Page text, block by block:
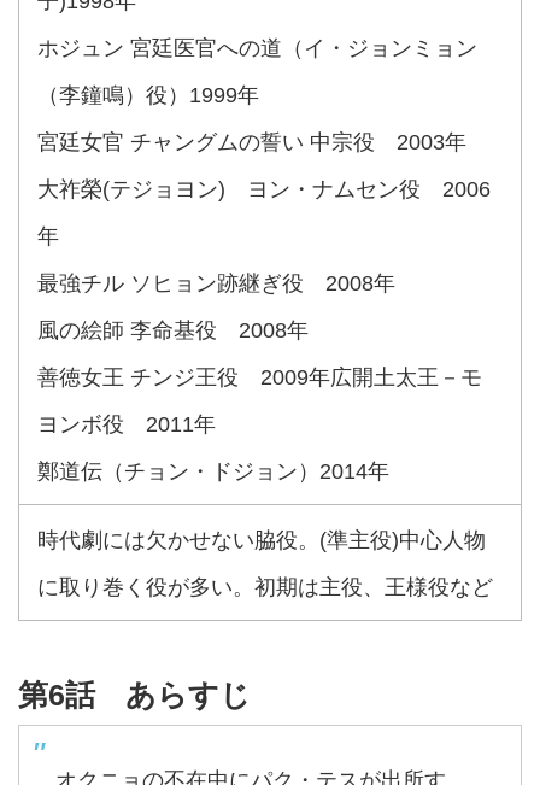
ホジュン 宮廷医官への道（イ・ジョンミョン
（李鐘鳴）役）1999年
宮廷女官 チャングムの誓い 中宗役 2003年
大祚榮(テジョヨン) ヨン・ナムセン役 2006
年
最強チル ソヒョン跡継ぎ役 2008年
風の絵師 李命基役 2008年
善徳女王 チンジ王役 2009年広開土太王－モ
ヨンボ役 2011年
鄭道伝（チョン・ドジョン）2014年
時代劇には欠かせない脇役。(準主役)中心人物
に取り巻く役が多い。初期は主役、王様役など
第6話 あらすじ